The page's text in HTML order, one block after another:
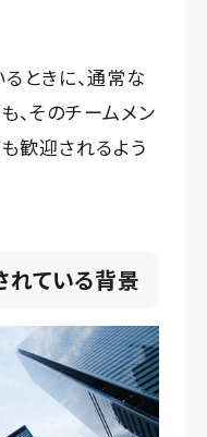
ときに、通常な
、そのチームメン
歓迎されるよう
ている背景